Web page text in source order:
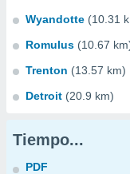
Wyandotte (10.31
Romulus (10.67
Trenton (13.57 km)
Detroit (20.9 km)
Tiempo...
PDF